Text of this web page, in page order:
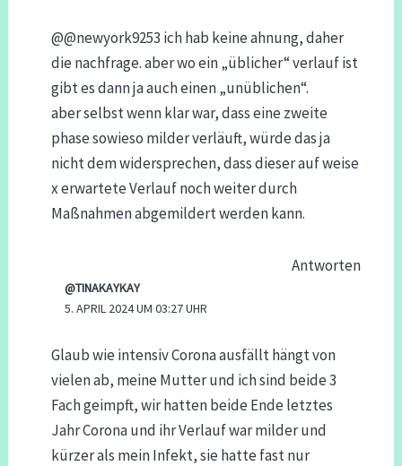
@@newyork9253 ich hab keine ahnung, daher
die nachfrage. aber wo ein „üblicher“ verlauf ist
gibt es dann ja auch einen „unüblichen“.
aber selbst wenn klar war, dass eine zweite
phase sowieso milder verläuft, würde das ja
nicht dem widersprechen, dass dieser auf weise
x erwartete Verlauf noch weiter durch
Maßnahmen abgemildert werden kann.
Antworten
@TINAKAYKAY
5. APRIL 2024 UM 03:27 UHR
Glaub wie intensiv Corona ausfällt hängt von
vielen ab, meine Mutter und ich sind beide 3
Fach geimpft, wir hatten beide Ende letztes
Jahr Corona und ihr Verlauf war milder und
kürzer als mein Infekt, sie hatte fast nur